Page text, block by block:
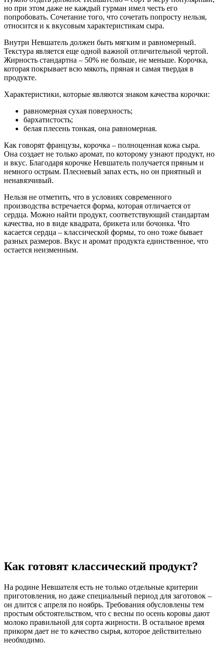
но при этом даже не каждый гурман имел честь его
попробовать. Сочетание того, что сочетать попросту нельзя,
относится и к вкусовым характеристикам сыра.
Внутри Невшатель должен быть мягким и равномерный.
Текстура является еще одной важной отличительной чертой.
Жирность стандартна – 50% не больше, не меньше. Корочка,
которая покрывает всю мякоть, пряная и самая твердая в
продукте.
Характеристики, которые являются знаком качества корочки:
равномерная сухая поверхность;
бархатистость;
белая плесень тонкая, она равномерная.
Как говорят французы, корочка – полноценная кожа сыра.
Она создает не только аромат, по которому узнают продукт, но
и вкус. Благодаря корочке Невшатель получается пряным и
немного острым. Плесневый запах есть, но он приятный и
ненавязчивый.
Нельзя не отметить, что в условиях современного
производства встречается форма, которая отличается от
сердца. Можно найти продукт, соответствующий стандартам
качества, но в виде квадрата, брикета или бочонка. Что
касается сердца – классической формы, то оно тоже бывает
разных размеров. Вкус и аромат продукта единственное, что
остается неизменным.
Как готовят классический продукт?
На родине Невшателя есть не только отдельные критерии
приготовления, но даже специальный период для заготовок –
он длится с апреля по ноябрь. Требования обусловлены тем
простым обстоятельством, что с весны по осень коровы дают
молоко правильной для сорта жирности. В остальное время
прикорм дает не то качество сырья, которое действительно
необходимо.